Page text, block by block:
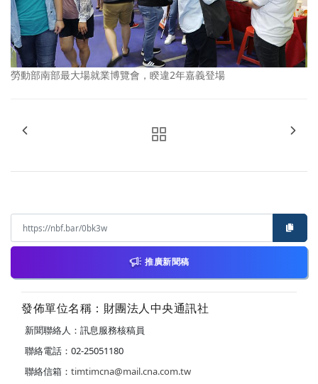
勞動部南部最大場就業博覽會，睽違2年嘉義登場
推廣新聞稿
發佈單位名稱：財團法人中央通訊社
新聞聯絡人：訊息服務核稿員
聯絡電話：02-25051180
聯絡信箱： timtimcna@mail.cna.com.tw